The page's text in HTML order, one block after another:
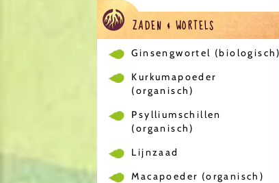
ZADEN & WORTELS
Ginsengwortel (biologisch)
Kurkumapoeder
(organisch)
Psylliumschillen
(organisch)
Lijnzaad
Macapoeder (organisch)